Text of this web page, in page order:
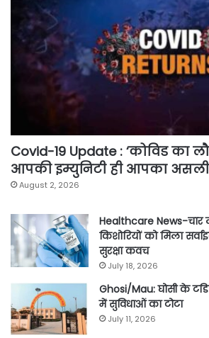
Covid-19 Update : ‘कोविड का
आपकी इम्युनिटी ही आपका
August 2, 2026
Healthcare News-
किशोरियों को मिला
सुरक्षा कवच
July 18, 2026
Ghosi/Mau: घोसी के
में सुविधाओं का टोटा
July 11, 2026